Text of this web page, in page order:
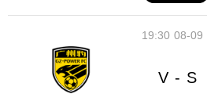
08-09
19:30
V - S